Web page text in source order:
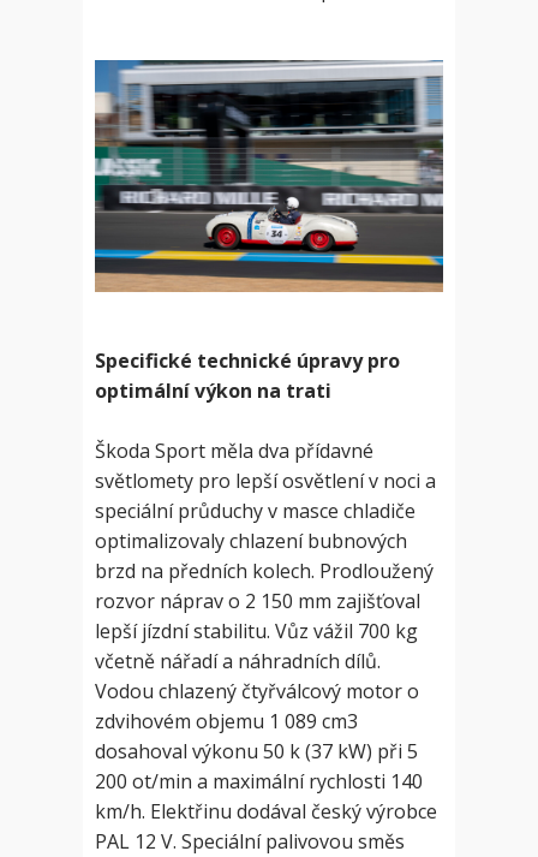
Specifické technické úpravy pro
optimální výkon na trati
Škoda Sport měla dva přídavné
světlomety pro lepší osvětlení v noci a
speciální průduchy v masce chladiče
optimalizovaly chlazení bubnových
brzd na předních kolech. Prodloužený
rozvor náprav o 2 150 mm zajišťoval
lepší jízdní stabilitu. Vůz vážil 700 kg
včetně nářadí a náhradních dílů.
Vodou chlazený čtyřválcový motor o
zdvihovém objemu 1 089 cm3
dosahoval výkonu 50 k (37 kW) při 5
200 ot/min a maximální rychlosti 140
km/h. Elektřinu dodával český výrobce
PAL 12 V. Speciální palivovou směs